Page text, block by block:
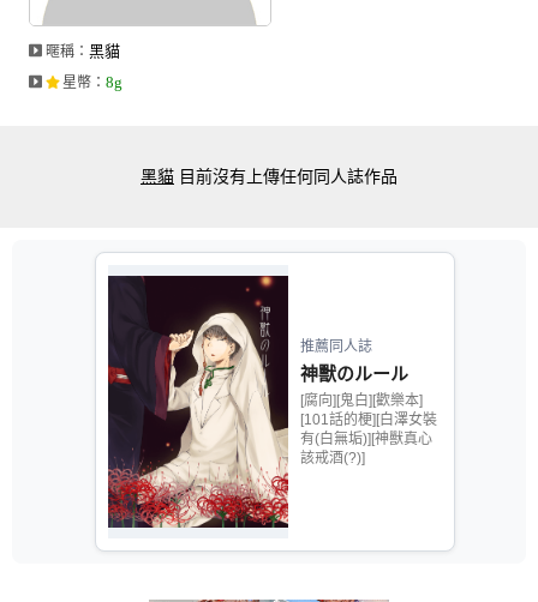
暱稱：黑貓
星幣 ：8g
黑貓 目前沒有上傳任何同人誌作品
推薦同人誌
神獸のルール
[腐向][鬼白][歡樂本]
[101話的梗][白澤女裝
有(白無垢)][神獸真心
該戒酒(?)]